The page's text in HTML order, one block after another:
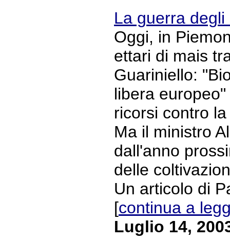
La guerra degli
Oggi, in
ettari di mais
Guariniello:
libera
ricorsi contro
Ma il ministro
dall'anno
delle
Un articolo di
[continua a
Luglio 14,